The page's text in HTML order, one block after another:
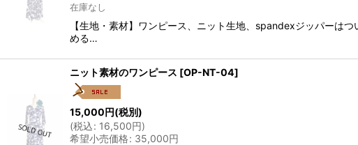
在庫なし
【生地・素材】ワンピース、ニット生地、spandexジッパーは
める…
ニット素材のワンピース [OP-NT-04]
15,000円(税別)
(税込: 16,500円)
希望小売価格: 35,000円